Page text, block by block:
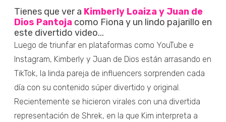
Tienes que ver a Kimberly Loaiza y Juan de
Dios Pantoja como Fiona y un lindo pajarillo en
este divertido video...
Luego de triunfar en plataformas como YouTube e
Instagram, Kimberly y Juan de Dios están arrasando en
TikTok, la linda pareja de influencers sorprenden cada
día con su contenido súper divertido y original.
Recientemente se hicieron virales con una divertida
representación de Shrek, en la que Kim interpreta a